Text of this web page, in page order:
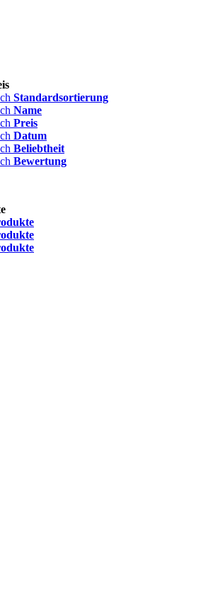
Standardsortierung
Name
Preis
Datum
Beliebtheit
Bewertung